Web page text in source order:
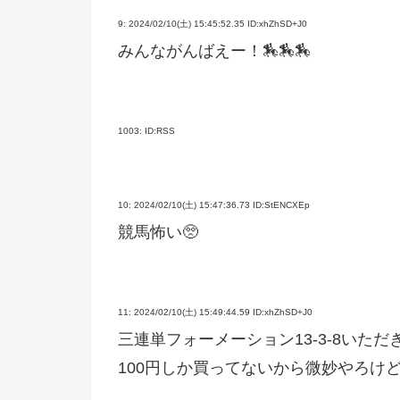
9: 2024/02/10(土) 15:45:52.35 ID:xhZhSD+J0
みんながんばえー！🏇🏇🏇
1003: ID:RSS
10: 2024/02/10(土) 15:47:36.73 ID:StENCXEp
競馬怖い🥺
11: 2024/02/10(土) 15:49:44.59 ID:xhZhSD+J0
三連単フォーメーション13-3-8いただ
100円しか買ってないから微妙やろけ